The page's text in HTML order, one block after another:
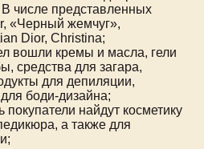
В числе представленных
«Черный жемчуг»,
Dior, Christina;
вошли кремы и масла, гели
средства для загара,
для депиляции,
боди-дизайна;
покупатели найдут косметику
а также для